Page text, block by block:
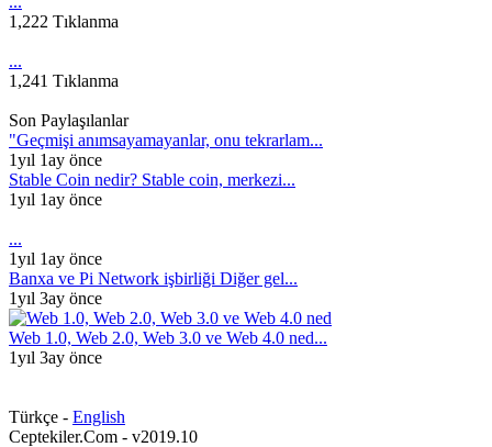
1,222 Tıklanma
...
1,241 Tıklanma
Son Paylaşılanlar
"Geçmişi anımsayamayanlar, onu tekrarlam...
1yıl 1ay önce
Stable Coin nedir? Stable coin, merkezi...
1yıl 1ay önce
...
1yıl 1ay önce
Banxa ve Pi Network işbirliği Diğer gel...
1yıl 3ay önce
Web 1.0, Web 2.0, Web 3.0 ve Web 4.0 ned...
1yıl 3ay önce
Türkçe - English
Ceptekiler.Com - v2019.10